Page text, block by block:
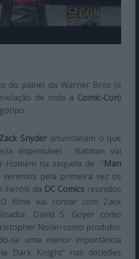
do painel da Warner Bros (e
de toda a Comic-Con)
Zack Snyderanunciaram o que
impensável. Batman vai
Homem na sequela de “Man
veremos pela primeira vez os
heróis da DC Comics reunidos
filme vai contar com Zack
David S. Goyer como
Nolan como produtor
se uma menor importância
Dark Knight” nas decisões